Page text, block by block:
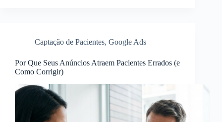
Captação de Pacientes, Google Ads
Por Que Seus Anúncios Atraem Pacientes Errados (e
Como Corrigir)